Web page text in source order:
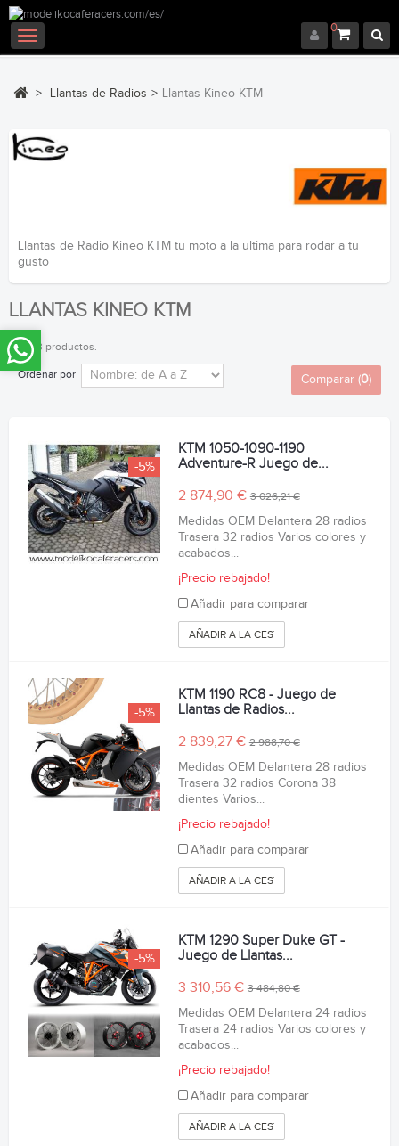
0
Navegación
Toggle
> Llantas de Radios > Llantas Kineo KTM
Llantas de Radio Kineo KTM tu moto a la ultima para rodar a tu
gusto
LLANTAS KINEO KTM
Hay 23 productos.
Ordenar por Comparar (0)
-5%
KTM 1050-1090-1190
Adventure-R Juego de...
2 874,90 €3 026,21 €
Medidas OEM Delantera 28 radios
Trasera 32 radios Varios colores y
acabados...
¡Precio rebajado!
Añadir para comparar
AÑADIR A LA CESTA
-5%
KTM 1190 RC8 - Juego de
Llantas de Radios...
2 839,27 €2 988,70 €
Medidas OEM Delantera 28 radios
Trasera 32 radios Corona 38
dientes Varios...
¡Precio rebajado!
Añadir para comparar
AÑADIR A LA CESTA
-5%
KTM 1290 Super Duke GT -
Juego de Llantas...
3 310,56 €3 484,80 €
Medidas OEM Delantera 24 radios
Trasera 24 radios Varios colores y
acabados...
¡Precio rebajado!
Añadir para comparar
AÑADIR A LA CESTA